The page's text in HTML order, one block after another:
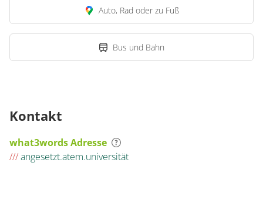
Auto, Rad oder zu Fuß
Bus und Bahn
Kontakt
what3words Adresse
///angesetzt.atem.universität